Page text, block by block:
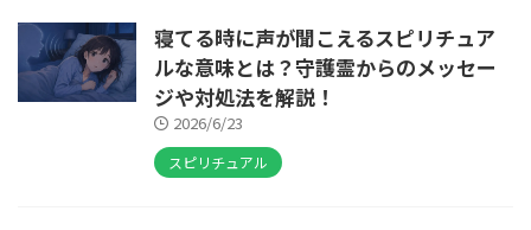
寝てる時に声が聞こえるスピリチュア
ルな意味とは？守護霊からのメッセー
ジや対処法を解説！
2026/6/23
スピリチュアル